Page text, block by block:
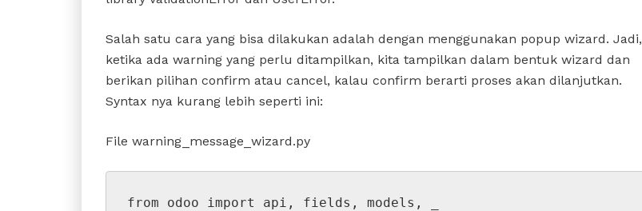
Salah satu cara yang bisa dilakukan adalah dengan menggunakan popup wizard. Jadi,
ketika ada warning yang perlu ditampilkan, kita tampilkan dalam bentuk wizard dan
berikan pilihan confirm atau cancel, kalau confirm berarti proses akan dilanjutkan.
Syntax nya kurang lebih seperti ini:
File warning_message_wizard.py
from odoo import api, fields, models, _